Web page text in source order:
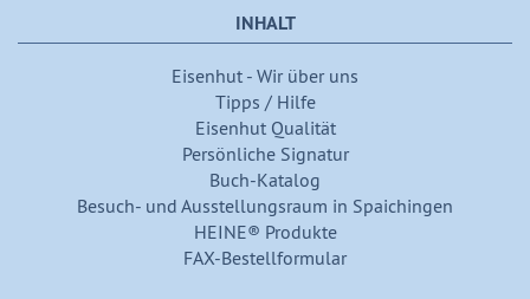
INHALT
Eisenhut - Wir über uns
Tipps / Hilfe
Eisenhut Qualität
Persönliche Signatur
Buch-Katalog
Besuch- und Ausstellungsraum in Spaichingen
HEINE® Produkte
FAX-Bestellformular